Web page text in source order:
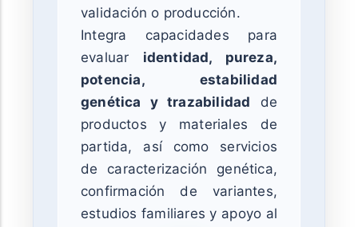
validación o producción.
Integra capacidades para
evaluar identidad, pureza,
potencia, estabilidad
genética y trazabilidad de
productos y materiales de
partida, así como servicios
de caracterización genética,
confirmación de variantes,
estudios familiares y apoyo al